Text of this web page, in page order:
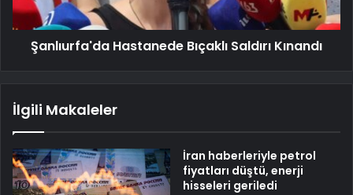
Şanlıurfa'da Hastanede Bıçaklı Saldırı Kınandı
İlgili Makaleler
İran haberleriyle petrol
fiyatları düştü, enerji
hisseleri geriledi